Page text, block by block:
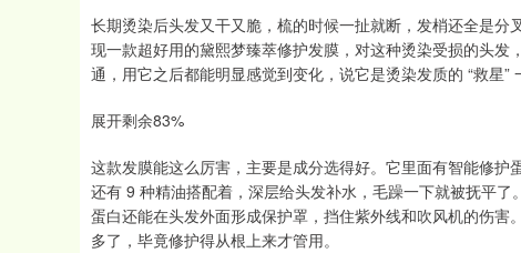
长期烫染后头发又干又脆，梳的时候一扯就断，发梢还全是
现一款超好用的黛熙梦臻萃修护发膜，对这种烫染受损的头
通，用它之后都能明显感觉到变化，说它是烫染发质的 “救星”
展开剩余83%
这款发膜能这么厉害，主要是成分选得好。它里面有智能修护
还有 9 种精油搭配着，深层给头发补水，毛躁一下就被抚平
蛋白还能在头发外面形成保护罩，挡住紫外线和吹风机的伤
多了，毕竟修护得从根上来才管用。